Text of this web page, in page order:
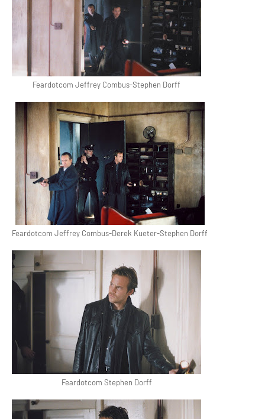
Feardotcom Jeffrey Combus-Stephen Dorff
Feardotcom Jeffrey Combus-Derek Kueter-Stephen Dorff
Feardotcom Stephen Dorff